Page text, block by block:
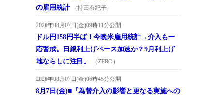
の雇用統計
（持田有紀子）
2026年08月07日(金)09時11分公開
ドル円158円半ば！今晩米雇用統計→介入も一
応警戒。日銀利上げペース加速か？9月利上げ
地ならしに注目。
（ZERO）
2026年08月07日(金)06時45分公開
8月7日(金)■『為替介入の影響と更なる実施への